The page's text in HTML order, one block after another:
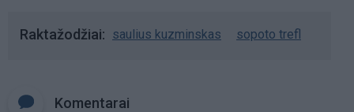
Raktažodžiai saulius kuzminskas sopoto trefl
Komentarai